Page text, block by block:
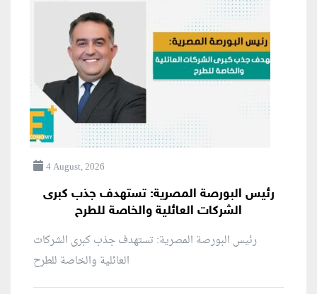
4 August, 2026
رئيس البورصة المصرية: تستهدف جذب كبرى
الشركات العائلية والخاصة للطرح
رئيس البورصة المصرية: تستهدف جذب كبرى الشركات
العائلية والخاصة للطرح